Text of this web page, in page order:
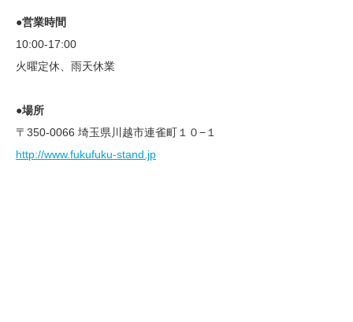
●営業時間
10:00-17:00
火曜定休、雨天休業
●場所
〒350-0066 埼玉県川越市連雀町１０−１
http://www.fukufuku-stand.jp